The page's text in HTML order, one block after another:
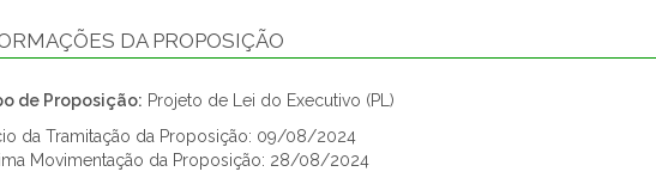
DA PROPOSIÇÃO
de Proposição: Projeto de Lei do Executivo (PL)
da Tramitação da Proposição: 09/08/2024
Movimentação da Proposição: 28/08/2024